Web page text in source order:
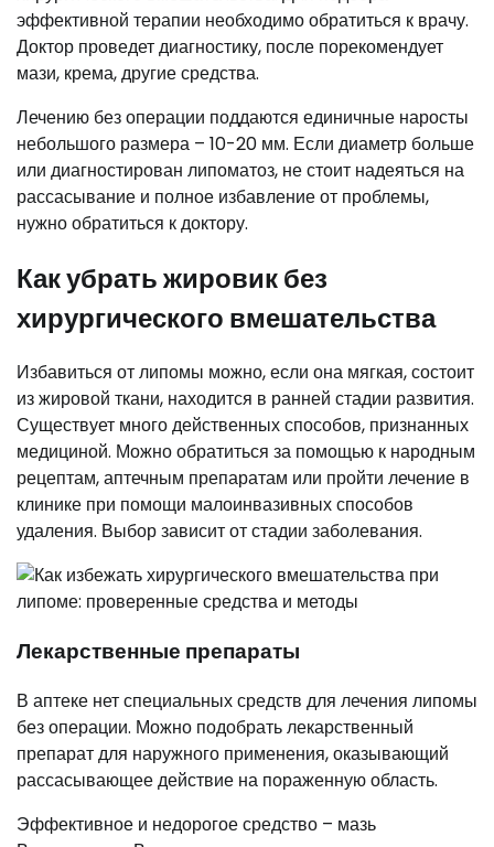
эффективной терапии необходимо обратиться к врачу.
Доктор проведет диагностику, после порекомендует
мази, крема, другие средства.
Лечению без операции поддаются единичные наросты
небольшого размера – 10-20 мм. Если диаметр больше
или диагностирован липоматоз, не стоит надеяться на
рассасывание и полное избавление от проблемы,
нужно обратиться к доктору.
Как убрать жировик без
хирургического вмешательства
Избавиться от липомы можно, если она мягкая, состоит
из жировой ткани, находится в ранней стадии развития.
Существует много действенных способов, признанных
медициной. Можно обратиться за помощью к народным
рецептам, аптечным препаратам или пройти лечение в
клинике при помощи малоинвазивных способов
удаления. Выбор зависит от стадии заболевания.
Лекарственные препараты
В аптеке нет специальных средств для лечения липомы
без операции. Можно подобрать лекарственный
препарат для наружного применения, оказывающий
рассасывающее действие на пораженную область.
Эффективное и недорогое средство – мазь